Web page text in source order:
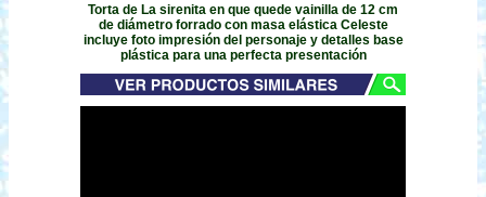
Torta de La sirenita en que quede vainilla de 12 cm
de diámetro forrado con masa elástica Celeste
incluye foto impresión del personaje y detalles base
plástica para una perfecta presentación